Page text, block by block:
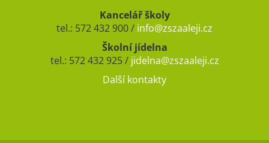
Kancelář školy
tel.: 572 432 900 / info@zszaaleji.cz
Školní jídelna
tel.: 572 432 925 / jidelna@zszaaleji.cz
Další kontakty